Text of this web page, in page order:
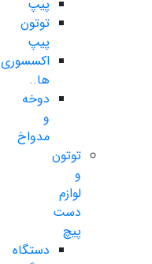
پیپ
توتون
پیپ
اکسسوری
ها..
دوخه
و
مدواخ
توتون
و
لوازم
دست
پیچ
دستگاه